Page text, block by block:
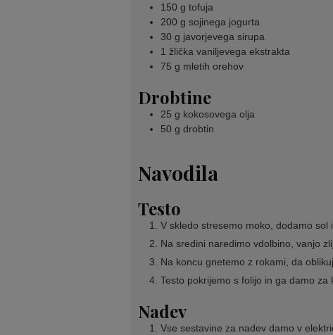
150 g tofuja
200 g sojinega jogurta
30 g javorjevega sirupa
1 žlička vaniljevega ekstrakta
75 g mletih orehov
Drobtine
25 g kokosovega olja
50 g drobtin
Navodila
Testo
V skledo stresemo moko, dodamo sol
Na sredini naredimo vdolbino, vanjo
Na koncu gnetemo z rokami, da
Testo pokrijemo s folijo in ga damo za
Nadev
Vse sestavine za nadev damo v